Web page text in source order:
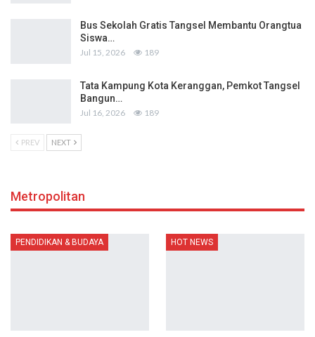
Bus Sekolah Gratis Tangsel Membantu Orangtua
Siswa…
Jul 15, 2026 189
Tata Kampung Kota Keranggan, Pemkot Tangsel
Bangun…
Jul 16, 2026 189
PREV NEXT
Metropolitan
PENDIDIKAN & BUDAYA HOT NEWS